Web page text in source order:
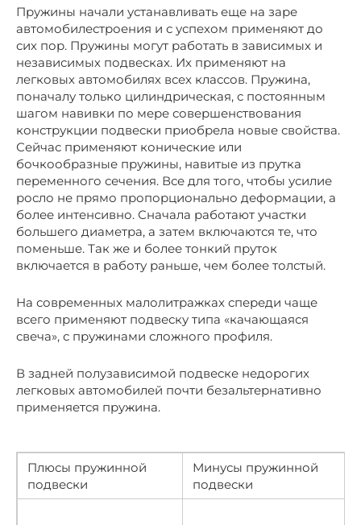
Пружины начали устанавливать еще на заре
автомобилестроения и с успехом применяют до
сих пор. Пружины могут работать в зависимых и
независимых подвесках. Их применяют на
легковых автомобилях всех классов. Пружина,
поначалу только цилиндрическая, с постоянным
шагом навивки по мере совершенствования
конструкции подвески приобрела новые свойства.
Сейчас применяют конические или
бочкообразные пружины, навитые из прутка
переменного сечения. Все для того, чтобы усилие
росло не прямо пропорционально деформации, а
более интенсивно. Сначала работают участки
большего диаметра, а затем включаются те, что
поменьше. Так же и более тонкий пруток
включается в работу раньше, чем более толстый.
На современных малолитражках спереди чаще
всего применяют подвеску типа «качающаяся
свеча», с пружинами сложного профиля.
В задней полузависимой подвеске недорогих
легковых автомобилей почти безальтернативно
применяется пружина.
Плюсы пружинной
подвески
Минусы пружинной
подвески